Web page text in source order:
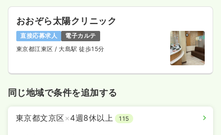
おおぞら太陽クリニック
直接応募求人
電子カルテ
東京都江東区 / 大島駅 徒歩15分
同じ地域で条件を追加する
東京都文京区 ×4週8休以上 115